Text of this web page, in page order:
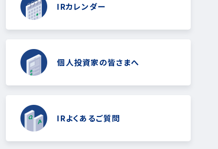
IRカレンダー
個人投資家の皆さまへ
IRよくあるご質問